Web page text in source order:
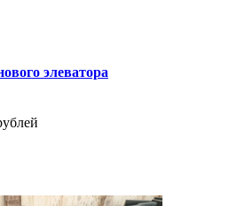
элеватора